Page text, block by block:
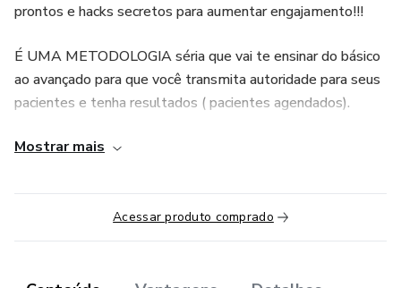
prontos e hacks secretos para aumentar engajamento!!!
É UMA METODOLOGIA séria que vai te ensinar do básico
ao avançado para que você transmita autoridade para seus
pacientes e tenha resultados ( pacientes agendados).
Dentro do método abordamos:
Marketing, mindset empreendedor, posicionamento digital
e branding pessoal.
significado, autoridade e relevância para sua marca, para
Mostrar mais
Acessar produto comprado